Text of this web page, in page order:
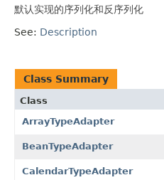
默认实现的序列化和反序列化
See: Description
Class Summary
Class
ArrayTypeAdapter
BeanTypeAdapter
CalendarTypeAdapter